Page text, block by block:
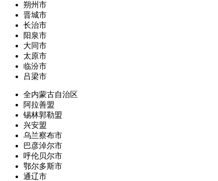
朔州市
晋城市
长治市
阳泉市
大同市
太原市
临汾市
吕梁市
全内蒙古自治区
阿拉善盟
锡林郭勒盟
兴安盟
乌兰察布市
巴彦淖尔市
呼伦贝尔市
鄂尔多斯市
通辽市